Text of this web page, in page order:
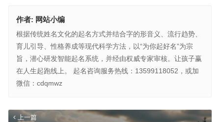
作者: 网站小编
根据传统姓名文化的起名方式并结合字的形音义、流行趋势、
育儿引导、性格养成等现代科学方法，以“为你起好名”为宗
旨，潜心研发智能起名系统，并经由权威专家审核。让孩子赢
在人生起跑线上。 起名咨询服务热线：13599118052，或加
微信：cdqmwz
上一篇